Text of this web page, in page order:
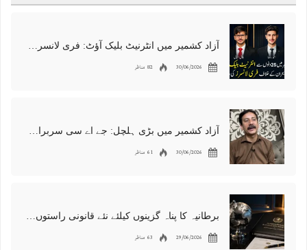
آزاد کشمیر میں انٹرنیٹ بلیک آؤٹ: فری لانسرز کا معاشی قتل، احتجاج شروع
30/06/2026 82 مناظر
آزاد کشمیر میں بڑی ہلچل: جے اے سی سربراہ شوکت نواز میر کی گرفتاری، دھرنا جاری
30/06/2026 61 مناظر
برطانیہ کا پناہ گزینوں کیلئے نئے قانونی راستوں اور اسپانسر شپ نظام کا اعلان
29/06/2026 63 مناظر